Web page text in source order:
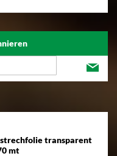
transparent
mt